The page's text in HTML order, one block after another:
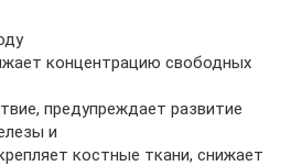
концентрацию свободных
предупреждает развитие
и
костные ткани, снижает